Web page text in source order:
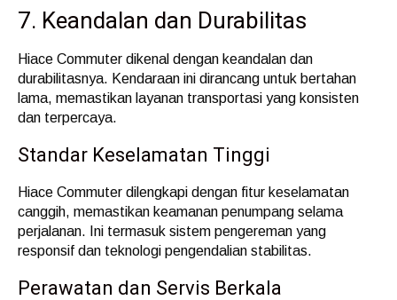
7. Keandalan dan Durabilitas
Hiace Commuter dikenal dengan keandalan dan
durabilitasnya. Kendaraan ini dirancang untuk bertahan
lama, memastikan layanan transportasi yang konsisten
dan terpercaya.
Standar Keselamatan Tinggi
Hiace Commuter dilengkapi dengan fitur keselamatan
canggih, memastikan keamanan penumpang selama
perjalanan. Ini termasuk sistem pengereman yang
responsif dan teknologi pengendalian stabilitas.
Perawatan dan Servis Berkala